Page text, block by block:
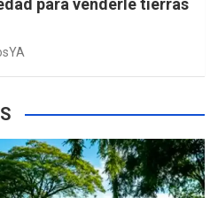
para venderle tierras